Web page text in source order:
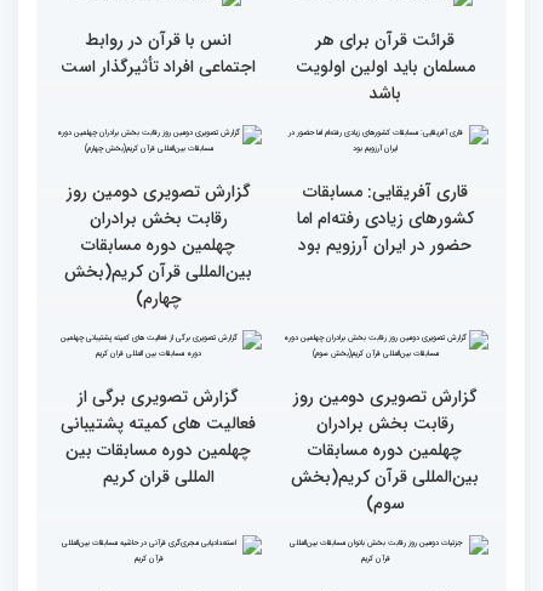
کسب موفقیت‌های متعدد
در زندگی یکی از تأثیرات
رسیدن به سرمنزل مقصود
است
قرائت قرآن برای هر
انس با قرآن در روابط
اجتماعی افراد تأثیرگذار است
قاری آفریقایی: مسابقات
کشورهای زیادی رفته‌ام اما
حضور در ایران آرزویم بود
گزارش تصویری دومین روز
رقابت بخش برادران
چهلمین دوره مسابقات
بین‌المللی قرآن کریم(بخش